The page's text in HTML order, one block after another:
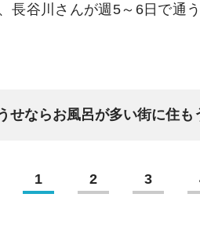
長谷川さんが週5～6日で通
せならお風呂が多い街に住も
1 2 3